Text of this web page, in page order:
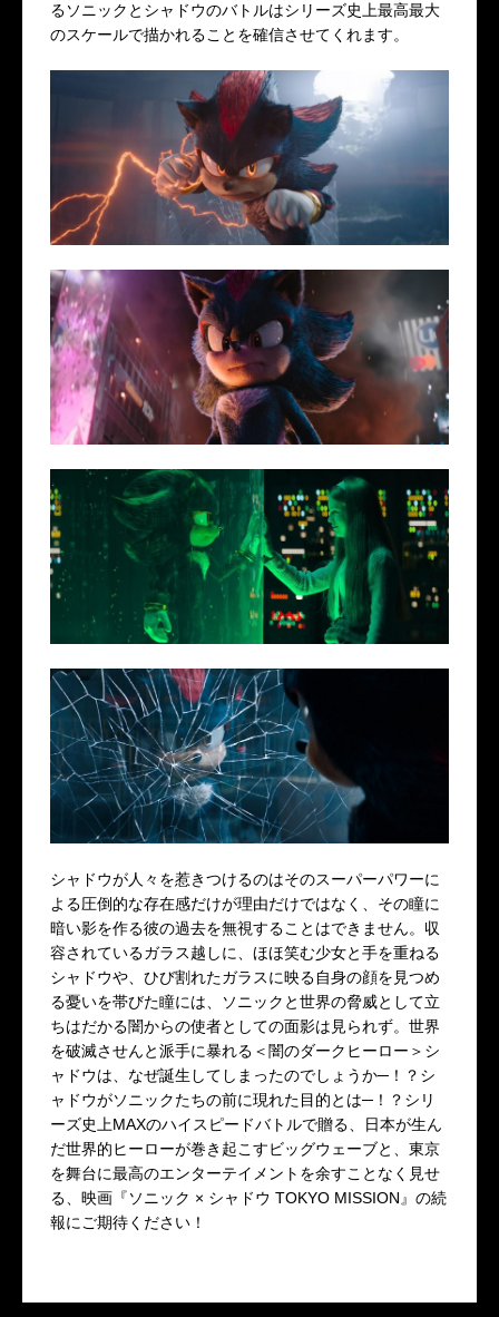
るソニックとシャドウのバトルはシリーズ史上最高最大
のスケールで描かれることを確信させてくれます。
シャドウが人々を惹きつけるのはそのスーパーパワーに
よる圧倒的な存在感だけが理由だけではなく、その瞳に
暗い影を作る彼の過去を無視することはできません。収
容されているガラス越しに、ほほ笑む少女と手を重ねる
シャドウや、ひび割れたガラスに映る自身の顔を見つめ
る憂いを帯びた瞳には、ソニックと世界の脅威として立
ちはだかる闇からの使者としての面影は見られず。世界
を破滅させんと派手に暴れる＜闇のダークヒーロー＞シ
ャドウは、なぜ誕生してしまったのでしょうか─！？シ
ャドウがソニックたちの前に現れた目的とは─！？シリ
ーズ史上MAXのハイスピードバトルで贈る、日本が生ん
だ世界的ヒーローが巻き起こすビッグウェーブと、東京
を舞台に最高のエンターテイメントを余すことなく見せ
る、映画『ソニック × シャドウ TOKYO MISSION』の続
報にご期待ください！